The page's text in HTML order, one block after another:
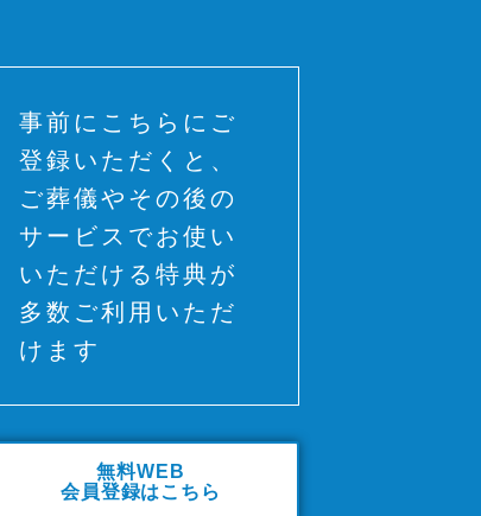
事前にこちらにご
登録いただくと、
ご葬儀やその後の
サービスでお使い
いただける特典が
多数ご利用いただ
けます
無料WEB
会員登録はこちら